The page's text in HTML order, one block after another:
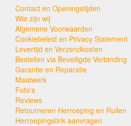
Contact en Openingstijden
Wie zijn wij
Algemene Voorwaarden
Cookiebeleid en Privacy Statement
Levertijd en Verzendkosten
Bestellen via Beveiligde Verbinding
Garantie en Reparatie
Maatwerk
Foto's
Reviews
Retourneren Herroeping en Ruilen
Herroepingslink aanvragen